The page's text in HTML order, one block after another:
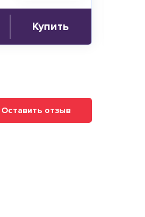
Купить
Оставить отзыв